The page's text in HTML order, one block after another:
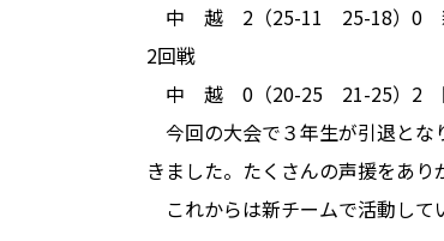
中 越 2（25-11 25-18）0
2回戦
中 越 0（20-25 21-25）2
今回の大会で３年生が引退とな
きました。たくさんの声援をあり
これからは新チームで活動して